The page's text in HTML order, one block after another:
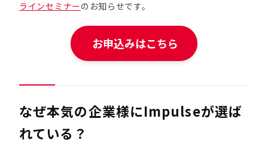
ラインセミナーのお知らせです。
お申込みはこちら
なぜ本気の企業様にImpulseが選ば
れている？